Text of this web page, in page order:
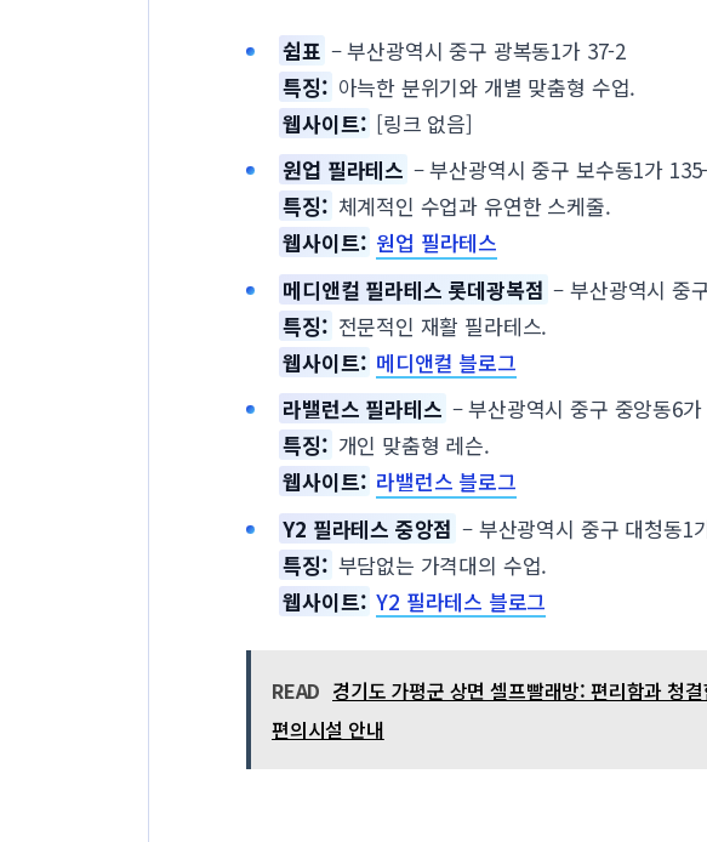
쉼표 – 부산광역시 중구 광복동1가 37-2
특징: 아늑한 분위기와 개별 맞춤형 수업.
웹사이트: [링크 없음]
원업 필라테스 – 부산광역시 중구 보수동1가
특징: 체계적인 수업과 유연한 스케줄.
웹사이트: 원업 필라테스
메디앤컬 필라테스 롯데광복점 – 부산광역시 중
특징: 전문적인 재활 필라테스.
웹사이트: 메디앤컬 블로그
라밸런스 필라테스 – 부산광역시 중구 중앙동6
특징: 개인 맞춤형 레슨.
웹사이트: 라밸런스 블로그
Y2 필라테스 중앙점 – 부산광역시 중구 대청동1
특징: 부담없는 가격대의 수업.
웹사이트: Y2 필라테스 블로그
READ 경기도 가평군 상면 셀프빨래방: 편리함과 청
편의시설 안내